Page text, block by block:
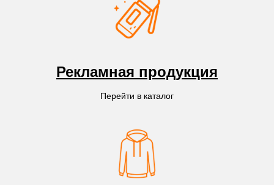
Рекламная продукция
Перейти в каталог